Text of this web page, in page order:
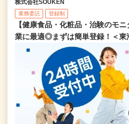
株式会社SOUKEN
業務委託 登録制
【健康食品・化粧品・治験のモ
業に最適◎まずは簡単登録！＜東